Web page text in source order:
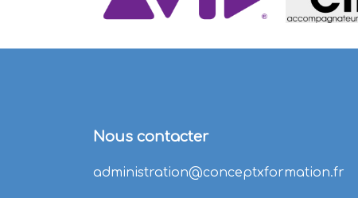
Nous contacter
administration@conceptxformation.fr